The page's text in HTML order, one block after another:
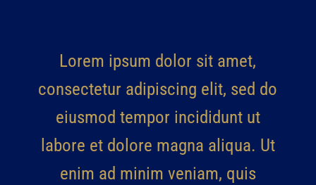
Lorem ipsum dolor sit amet,
consectetur adipiscing elit, sed do
eiusmod tempor incididunt ut
labore et dolore magna aliqua. Ut
enim ad minim veniam, quis